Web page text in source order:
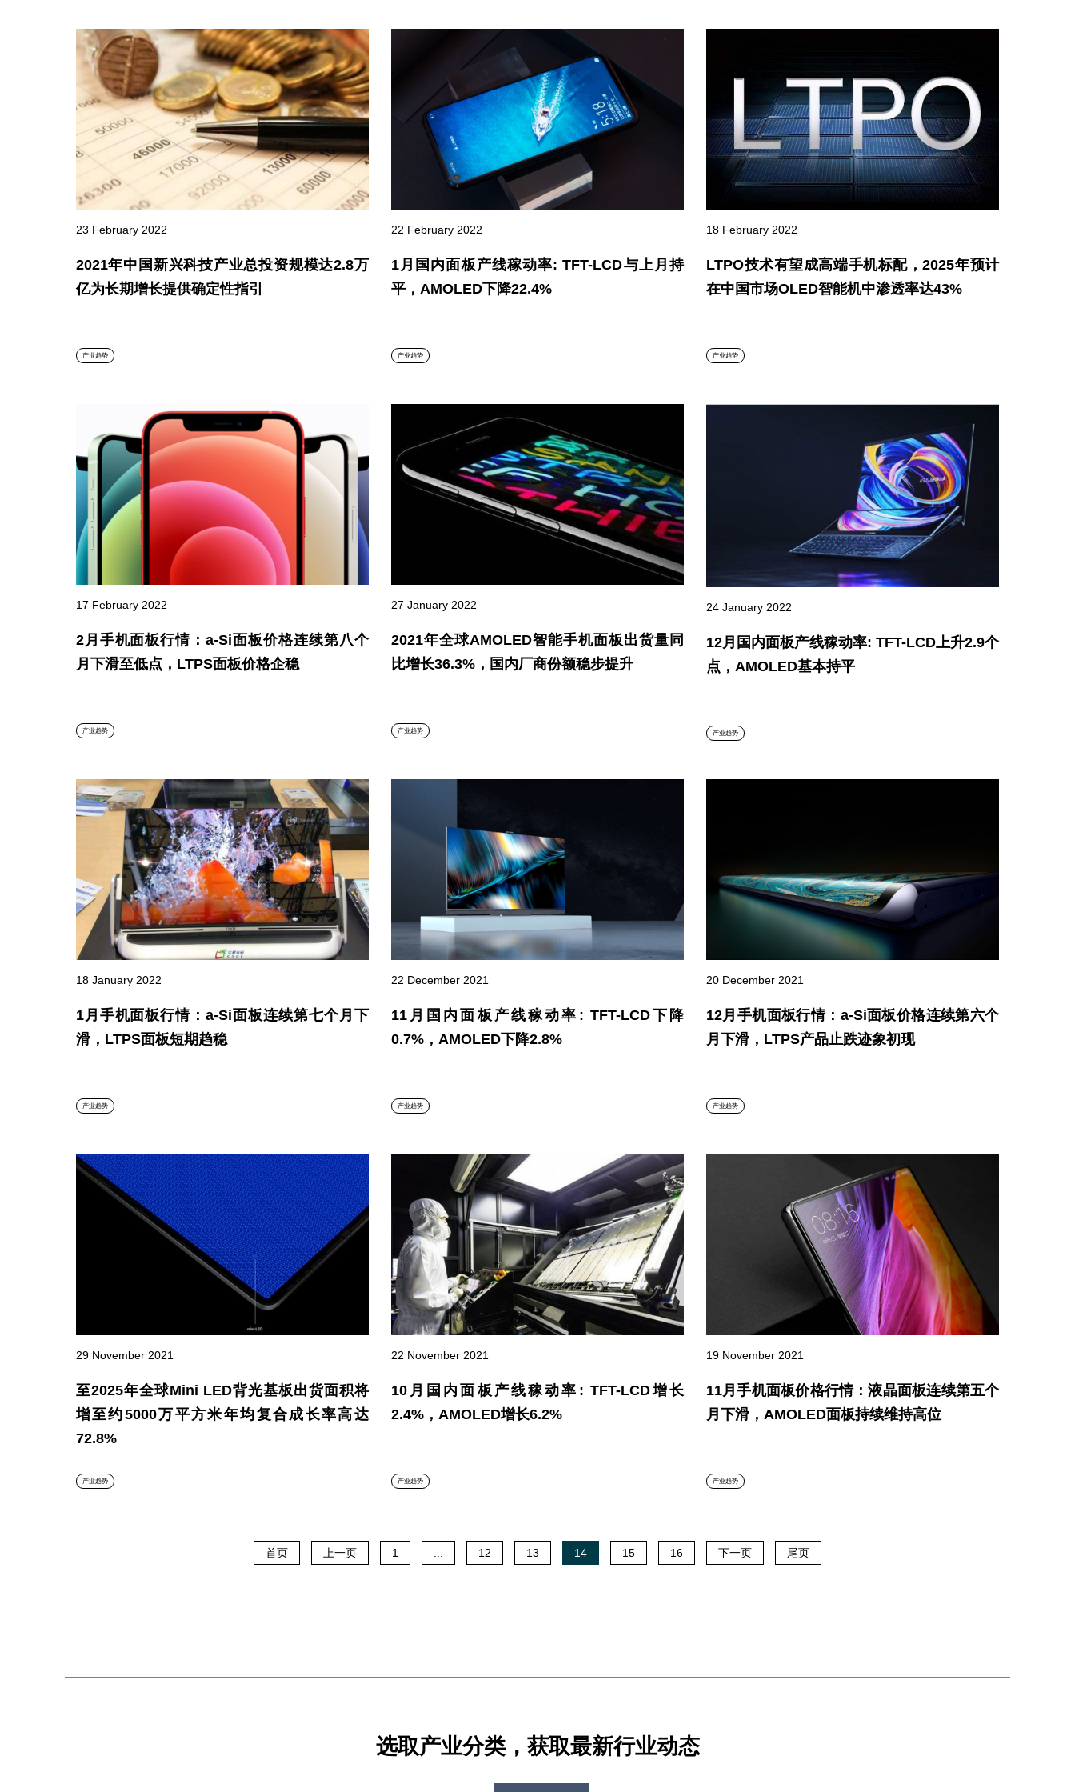
23 February 2022
2021年中国新兴科技产业总投资规模达2.8万
亿为长期增长提供确定性指引
产业趋势
22 February 2022
1月国内面板产线稼动率: TFT-LCD与上月持
平，AMOLED下降22.4%
产业趋势
18 February 2022
LTPO技术有望成高端手机标配，2025年预计
在中国市场OLED智能机中渗透率达43%
产业趋势
17 February 2022
2月手机面板行情：a-Si面板价格连续第八个
月下滑至低点，LTPS面板价格企稳
产业趋势
27 January 2022
2021年全球AMOLED智能手机面板出货量同
比增长36.3%，国内厂商份额稳步提升
产业趋势
24 January 2022
12月国内面板产线稼动率: TFT-LCD上升2.9个
点，AMOLED基本持平
产业趋势
18 January 2022
1月手机面板行情：a-Si面板连续第七个月下
滑，LTPS面板短期趋稳
产业趋势
22 December 2021
11月国内面板产线稼动率: TFT-LCD下降
0.7%，AMOLED下降2.8%
产业趋势
20 December 2021
12月手机面板行情：a-Si面板价格连续第六个
月下滑，LTPS产品止跌迹象初现
产业趋势
29 November 2021
至2025年全球Mini LED背光基板出货面积将
增至约5000万平方米年均复合成长率高达
72.8%
产业趋势
22 November 2021
10月国内面板产线稼动率: TFT-LCD增长
2.4%，AMOLED增长6.2%
产业趋势
19 November 2021
11月手机面板价格行情：液晶面板连续第五个
月下滑，AMOLED面板持续维持高位
产业趋势
首页 上一页 1 ... 12 13 14 15 16 下一页 尾页
选取产业分类，获取最新行业动态